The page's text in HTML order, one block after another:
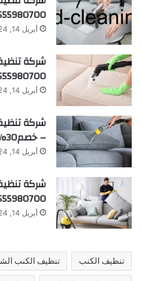
0555980700 –
أبريل 14, 2024
شركة
0555980700 –
أبريل 14, 2024
– خصم30%
أبريل 14, 2024
شركة
0555980700 –
أبريل 14, 2024
تنظيف الكنب تنظيف الكنب